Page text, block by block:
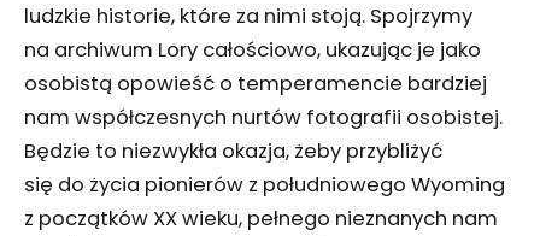
ludzkie historie, które za nimi stoją. Spojrzymy
na archiwum Lory całościowo, ukazując je jako
osobistą opowieść o temperamencie bardziej
nam współczesnych nurtów fotografii osobistej.
Będzie to niezwykła okazja, żeby przybliżyć
się do życia pionierów z południowego Wyoming
z początków XX wieku, pełnego nieznanych nam